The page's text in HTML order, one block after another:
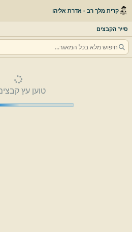
קרית מלך רב - אדרת אליהו
סייר הקבצים
טוען עץ